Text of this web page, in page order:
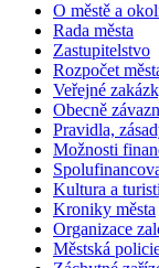
O městě a
Rada města
Zastupitelstvo
Rozpočet
Veřejné
Obecně
Pravidla,
Možnosti
Kultura a
Kroniky města
Organizace
Městská